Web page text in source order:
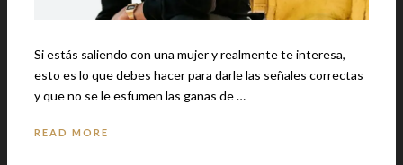
Si estás saliendo con una mujer y realmente te interesa,
esto es lo que debes hacer para darle las señales correctas
y que no se le esfumen las ganas de …
READ MORE